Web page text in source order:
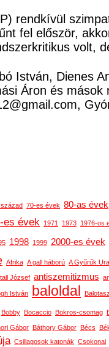
rendkívül
fel először,
volt,
István, Dienes
Áron és
70-es évek 80-as évek
es évek 1971 1973 1976-os
1998 1999 2000-es évek
Afrika A gall háború A Gyűrűk Ura
József antiszemitizmus
István baloldal
Bobby Bocaccio Bokros-csomag
Gábor Báthory Gábor Bécs
Csillagosok katonák Csokonai